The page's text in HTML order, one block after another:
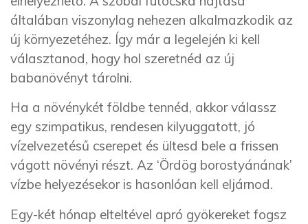
általában viszonylag nehezen alkalmazkodik az
új környezetéhez. Így már a legelején ki kell
választanod, hogy hol szeretnéd az új
babanövényt tárolni.
Ha a növénykét földbe tennéd, akkor válassz
egy szimpatikus, rendesen kilyuggatott, jó
vízelvezetésű cserepet és ültesd bele a frissen
vágott növényi részt. Az ‘Ördög borostyánának’
vízbe helyezésekor is hasonlóan kell eljárnod.
Egy-két hónap elteltével apró gyökereket fogsz